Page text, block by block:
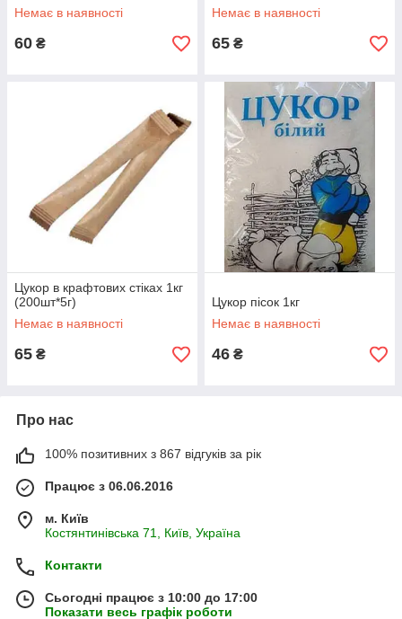
Немає в наявності
60 ₴
Немає в наявності
65 ₴
Цукор в крафтових стіках 1кг
(200шт*5г)
Немає в наявності
65 ₴
Цукор пісок 1кг
Немає в наявності
46 ₴
Про нас
100% позитивних з 867 відгуків за рік
Працює з 06.06.2016
м. Київ
Костянтинівська 71, Київ, Україна
Контакти
Сьогодні працює з 10:00 до 17:00
Показати весь графік роботи